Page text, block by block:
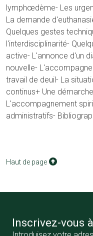
lymphœdème- Les
La demande
Quelques gestes
l'interdisciplinarité-
active- L'annonce d'un
nouvelle-
travail de deuil- La
continus+ Une
L'accompagnement
administratifs-
Haut de page
Inscrivez-vous